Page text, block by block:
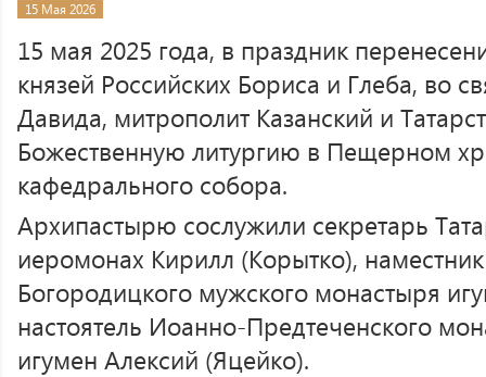
15 Мая 2026
15 мая 2025 года, в праздник
князей Российских Бориса и Глеба, во
Давида, митрополит Казанский и
Божественную литургию в Пещерном
кафедрального собора.
Архипастырю сослужили секретарь
иеромонах Кирилл (Корытко),
Богородицкого мужского монастыря
настоятель Иоанно-Предтеченского
игумен Алексий (Яцейко).